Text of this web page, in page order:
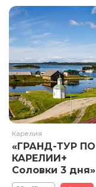
Карелия
«ГРАНД-ТУР ПО
КАРЕЛИИ+
Соловки 3 дня»